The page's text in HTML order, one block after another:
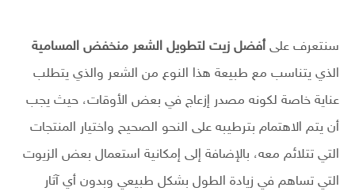
سنتعرف على أفضل زيت لتطويل الشعر منخفض المسامية
الذي يتناسب مع طبيعة هذا النوع من الشعر والذي يتطلب
عناية خاصة لكونه مصدر إزعاج في بعض الأوقات، حيث يجب
أن يتم الاهتمام بترطيبه على النحو الصحيح واختيار المنتجات
التي تتلائم معه، بالإضافة إلى إمكانية استعمال بعض الزيوت
التي تساهم في زيادة الطول بشكل طبيعي وبدون أي آثار